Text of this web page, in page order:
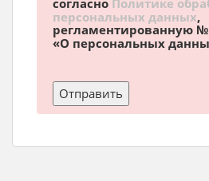
согласноПолитике
персональных данных,
регламентированную
«О персональных